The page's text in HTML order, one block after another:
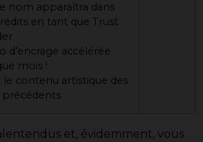
nom apparaîtra dans
en tant que Trust
d’encrage accélérée
mois !
le contenu artistique des
précédents
et, évidemment, vous